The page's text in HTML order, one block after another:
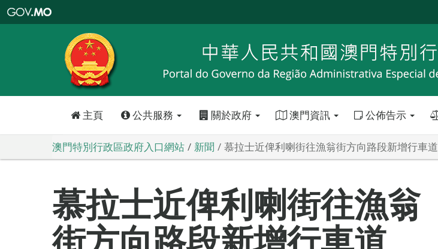
特
政
區
政
口
主頁 公共服務 關於政府 澳門資訊 公佈告示
澳門特別行政區政府入口網站 新聞 慕拉士近俾利喇街往漁翁街方向路段新增行車道
慕拉士近俾利喇街往漁翁